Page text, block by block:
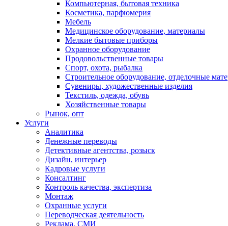
Компьютерная, бытовая техника
Косметика, парфюмерия
Мебель
Медицинское оборудование, материалы
Мелкие бытовые приборы
Охранное оборудование
Продовольственные товары
Спорт, охота, рыбалка
Строительное оборудование, отделочные
Сувениры, художественные изделия
Текстиль, одежда, обувь
Хозяйственные товары
Рынок, опт
Услуги
Аналитика
Денежные переводы
Детективные агентства, розыск
Дизайн, интерьер
Кадровые услуги
Консалтинг
Контроль качества, экспертиза
Монтаж
Охранные услуги
Переводческая деятельность
Реклама, СМИ